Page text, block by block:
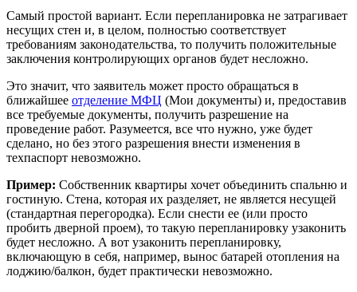
Самый простой вариант. Если перепланировка не затрагивает
несущих стен и, в целом, полностью соответствует
требованиям законодательства, то получить положительные
заключения контролирующих органов будет несложно.
Это значит, что заявитель может просто обращаться в
ближайшее отделение МФЦ (Мои документы) и, предоставив
все требуемые документы, получить разрешение на
проведение работ. Разумеется, все что нужно, уже будет
сделано, но без этого разрешения внести изменения в
техпаспорт невозможно.
Пример: Собственник квартиры хочет объединить спальню и
гостиную. Стена, которая их разделяет, не является несущей
(стандартная перегородка). Если снести ее (или просто
пробить дверной проем), то такую перепланировку узаконить
будет несложно. А вот узаконить перепланировку,
включающую в себя, например, вынос батарей отопления на
лоджию/балкон, будет практически невозможно.